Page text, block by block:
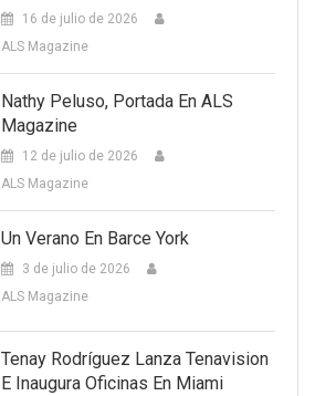
16 de julio de 2026
ALS Magazine
Nathy Peluso, Portada En ALS
Magazine
12 de julio de 2026
ALS Magazine
Un Verano En Barce York
3 de julio de 2026
ALS Magazine
Tenay Rodríguez Lanza Tenavision
E Inaugura Oficinas En Miami